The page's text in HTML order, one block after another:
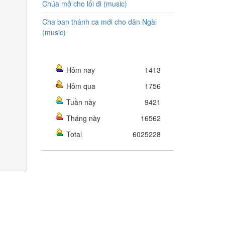
Chúa mở cho lối đi (music)
Cha ban thánh ca mới cho dân Ngài
(music)
Hôm nay
1413
Hôm qua
1756
Tuần này
9421
Tháng này
16562
Total
6025228